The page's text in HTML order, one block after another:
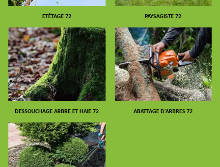
ETÊTAGE 72 PAYSAGISTE 72
DESSOUCHAGE ARBRE ET HAIE 72 ABATTAGE D'ARBRES 72